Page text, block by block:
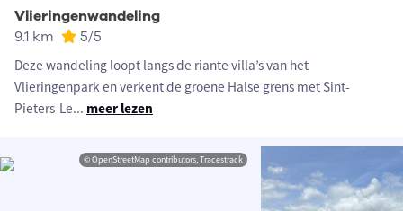
Vlieringenwandeling
9.1 km 5/5
Deze wandeling loopt langs de riante villa’s van het
Vlieringenpark en verkent de groene Halse grens met Sint-
Pieters-Le... meer lezen
© OpenStreetMap contributors, Tracestrack